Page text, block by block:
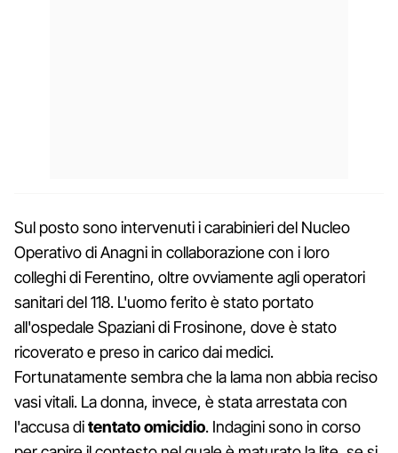
Sul posto sono intervenuti i carabinieri del Nucleo
Operativo di Anagni in collaborazione con i loro
colleghi di Ferentino, oltre ovviamente agli operatori
sanitari del 118. L'uomo ferito è stato portato
all'ospedale Spaziani di Frosinone, dove è stato
ricoverato e preso in carico dai medici.
Fortunatamente sembra che la lama non abbia reciso
vasi vitali. La donna, invece, è stata arrestata con
l'accusa ditentato omicidio. Indagini sono in corso